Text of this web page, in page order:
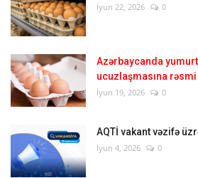
İyun 22, 2026 0
Azərbaycanda
ucuzlaşmasına
İyun 19, 2026 0
AQTİ vakant vəzifə
İyun 4, 2026 0